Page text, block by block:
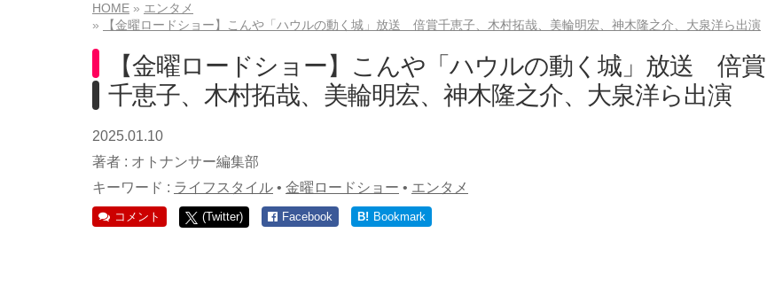
HOME
エンタメ
【金曜ロードショー】こんや「ハウルの動く城」放送 倍賞千恵子、木村拓哉、美輪明宏、神木隆之介、大泉洋ら出演
【金曜ロードショー】こんや「ハウルの動く城」放送 倍賞
千恵子、木村拓哉、美輪明宏、神木隆之介、大泉洋ら出演
2025.01.10
著者 : オトナンサー編集部
キーワード : ライフスタイル • 金曜ロードショー • エンタメ
コメント (Twitter) Facebook B! Bookmark